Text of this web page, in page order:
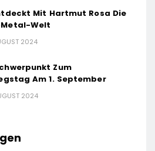
Mit Hartmut Rosa Die
Welt
2024
Zum
Am 1. September
2024